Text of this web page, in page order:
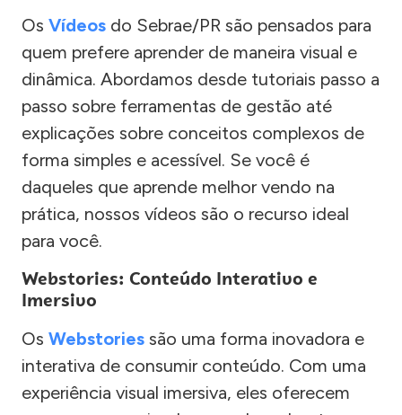
Os Vídeos do Sebrae/PR são pensados para
quem prefere aprender de maneira visual e
dinâmica. Abordamos desde tutoriais passo a
passo sobre ferramentas de gestão até
explicações sobre conceitos complexos de
forma simples e acessível. Se você é
daqueles que aprende melhor vendo na
prática, nossos vídeos são o recurso ideal
para você.
Webstories: Conteúdo Interativo e
Imersivo
Os Webstories são uma forma inovadora e
interativa de consumir conteúdo. Com uma
experiência visual imersiva, eles oferecem